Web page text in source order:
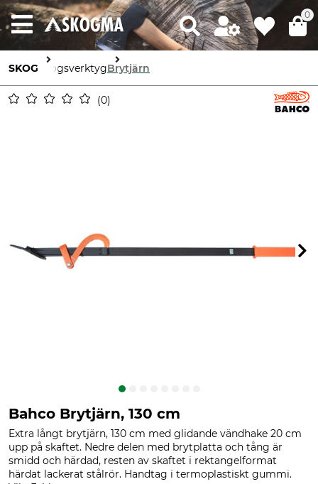
0
SKOG SkogsverktygBrytjärn
0
Bahco Brytjärn, 130 cm
Extra långt brytjärn, 130 cm med glidande vändhake 20 cm
upp på skaftet. Nedre delen med brytplatta och tång är
smidd och härdad, resten av skaftet i rektangelformat
härdat lackerat stålrör. Handtag i termoplastiskt gummi.